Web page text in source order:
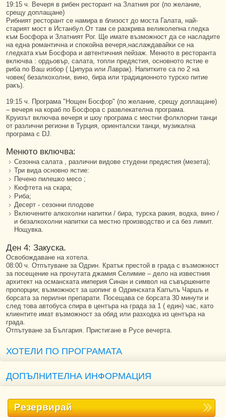
19:15 ч. Вечеря в рибен ресторант на Златния рог (по желание,
срещу доплащане)
Рибният ресторант се намира в близост до моста Галата, най-
старият мост в Истанбул.От там се разкрива великолепна гледка
към Босфора и Златният Рог. Ще имате възможност да се насладите
на една романтична и спокойна вечеря,наслаждавайки се на
гледката към Босфора и автентичния пейзаж. Менюто в ресторанта
включва : ордьовър, салата, топли предястия, основното ястие е
риба по Ваш избор ( Ципура или Лаврак). Напитките са по 2 на
човек( безалкохолни, вино, бира или традиционното турско питие
ракъ).
19:15 ч. Програма "Нощен Босфор" (по желание, срещу доплащане)
– вечеря на кораб по Босфора с развлекателна програма.
Круизът включва вечеря и шоу програма с местни фолклорни танци
от различни региони в Турция, ориенталски танци, музикална
програма с DJ.
Менюто включва:
Сезонна салата , различни видове студени предястия (мезета);
Три вида основно ястие:
Печено пилешко месо ;
Кюфтета на скара;
Риба;
Десерт - сезонни плодове
Включените алкохолни напитки / бира, турска ракия, водка, вино /
и безалкохолни напитки са местно производство и са без лимит.
Нощувка.
Ден 4: Закуска.
Освобождаване на хотела.
08:00 ч. Отпътуване за Одрин. Кратък престой в града с възможност
за посещение на прочутата джамия Селимие – дело на известния
архитект на османската империя Синан и символ на съвършените
пропорции; възможност за шопинг в Одринската Капълъ Чаршъ и
борсата за перилни препарати. Посещава се борсата 30 минути и
след това автобуса спира в центъра на града за 1 ( един) час, като
клиентите имат възможност за обяд или разходка из центъра на
града.
Отпътуване за България. Пристигане в Русе вечерта.
ХОТЕЛИ ПО ПРОГРАМАТА
ДОПЪЛНИТЕЛНА ИНФОРМАЦИЯ
Резервирай